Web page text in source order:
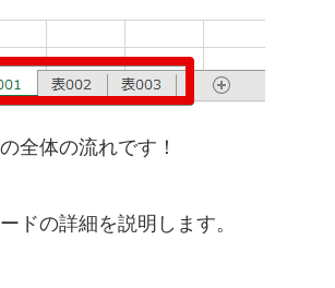
全体の流れです！
ドの詳細を説明します。